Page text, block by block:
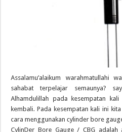
Assalamu’alaikum warahmatullahi
sahabat terpelajar semaunya?
Alhamdulillah pada kesempatan
kembali. Pada kesempatan kali ini
cara menggunakan cylinder bore
CylinDer Bore Gauge / CBG